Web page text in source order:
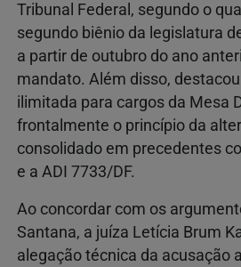
Tribunal Federal, segundo o
segundo biênio da legislatura
a partir de outubro do ano
mandato. Além disso,
ilimitada para cargos da Mesa
frontalmente o princípio da
consolidado em precedentes
e a ADI 7733/DF.
Ao concordar com os
Santana, a juíza Letícia Brum
alegação técnica da acusação